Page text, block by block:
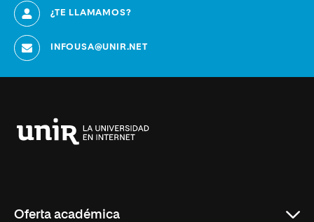
¿TE LLAMAMOS?
INFOUSA@UNIR.NET
Oferta académica